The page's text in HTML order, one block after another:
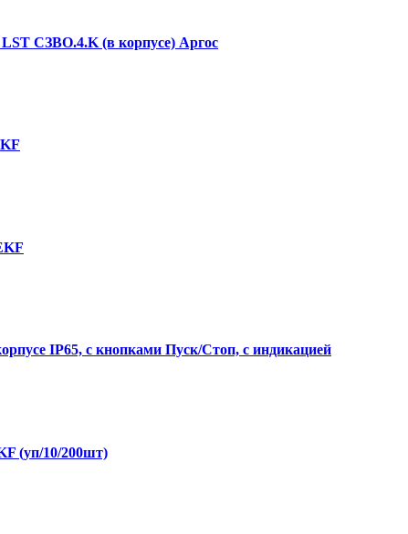
СЗВО.4.K (в корпусе) Аргос
IP65, с кнопками Пуск/Стоп, с индикацией
(уп/10/200шт)